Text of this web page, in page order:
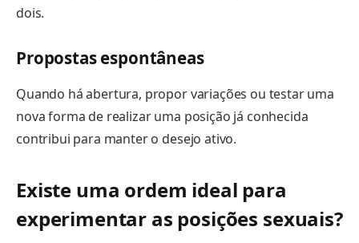
dois.
Propostas espontâneas
Quando há abertura, propor variações ou testar uma
nova forma de realizar uma posição já conhecida
contribui para manter o desejo ativo.
Existe uma ordem ideal para
experimentar as posições sexuais?